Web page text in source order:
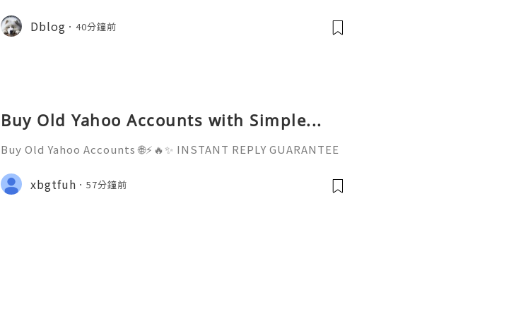
動員，Myprotein 的產品都能滿足不同需求。本文整理2026年8月最
新Myprotein 優惠碼/Myprotein折扣碼活動，結帳輸入優惠碼【T
Dblog 40分鐘前
Buy Old Yahoo Accounts with Simple...
Buy Old Yahoo Accounts 🌐⚡️🔥✨ INSTANT REPLY GUARANTEE
sername: @getpvatop ⚡️📧💌📨 Email: getpvatop@gmail.com
⚡️💜💬🎧 Discord Community: getpvatop ⚡️🌍🔗💻 Web
xbgtfuh 57分鐘前